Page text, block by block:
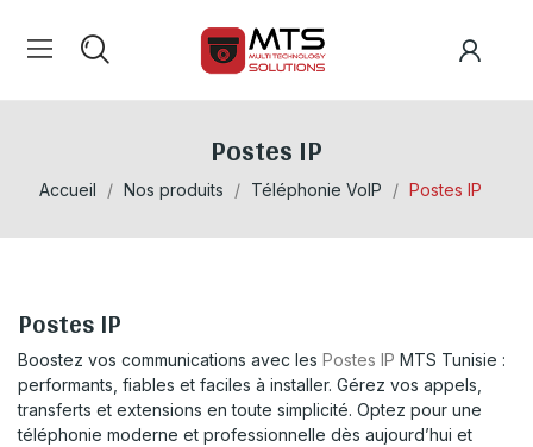
Postes IP
Accueil Nos produits Téléphonie VoIP Postes IP
Postes IP
Boostez vos communications avec les Postes IP MTS Tunisie :
performants, fiables et faciles à installer. Gérez vos appels,
transferts et extensions en toute simplicité. Optez pour une
téléphonie moderne et professionnelle dès aujourd’hui et